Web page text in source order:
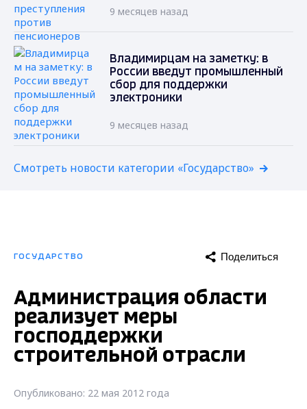
9 месяцев назад
Владимирцам на заметку: в
России введут промышленный
сбор для поддержки
электроники
9 месяцев назад
Смотреть новости категории «Государство»
ГОСУДАРСТВО Поделиться
Администрация области
реализует меры
господдержки
строительной отрасли
Опубликовано: 22 мая 2012 года